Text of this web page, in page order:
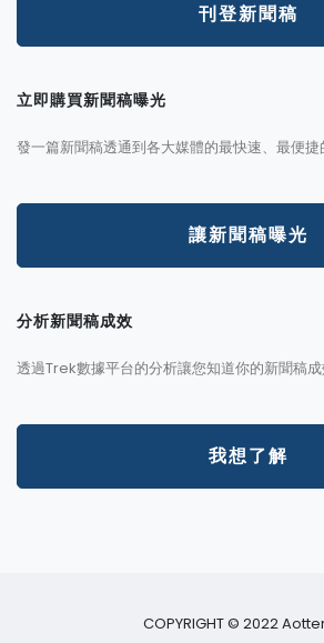
刊登新聞稿
立即購買新聞稿曝光
發一篇新聞稿透通到各大媒體的最快速、最便捷
讓新聞稿曝光
分析新聞稿成效
透過Trek數據平台的分析讓您知道你的新聞稿成
我想了解
COPYRIGHT © 2022